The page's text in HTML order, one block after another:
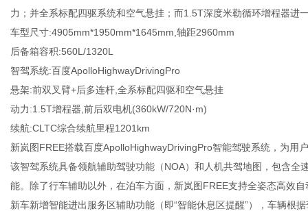
力；并全系标配四驱系统和空气悬挂；而1.5T深度米勒循环增程器进
车型尺寸:4905mm*1950mm*1645mm,轴距2960mm
后备箱容积:560L/1320L
智驾系统:百度ApolloHighwayDrivingPro
悬架:前双叉臂+后多连杆,全系标配四驱和空气悬挂
动力:1.5T增程器,前后双电机(360kW/720N·m)
续航:CLTC综合续航里程1201km
新岚图FREE搭载百度ApolloHighwayDrivingPro智能驾驶系统，为用
该智驾系统具备领航辅助驾驶功能（NOA）和人机共驾地图，包含
能。除了行车辅助以外，在泊车方面，新岚图FREE支持全姿态高效
新车新增智能进出服务区辅助功能（即“智能休息区提醒”），车辆根